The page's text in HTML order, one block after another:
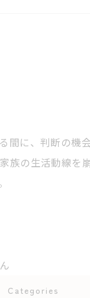
間に、判断の機
族の生活動線を
Categories